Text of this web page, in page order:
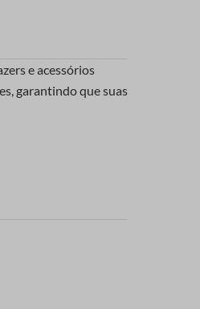
e acessórios
garantindo que suas